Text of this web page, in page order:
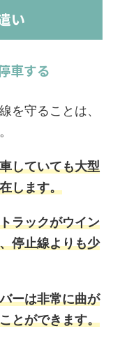
い
車する
を守ることは、
していても大型
します。
ラックがウイン
停止線よりも少
ーは非常に曲が
とができます。